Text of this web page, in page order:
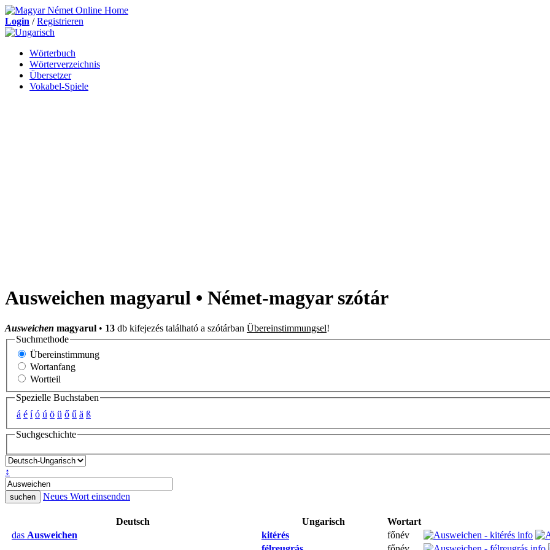
Login /Registrieren
Wörterbuch
Wörterverzeichnis
Übersetzer
Vokabel-Spiele
Ausweichen magyarul • Német-magyar szótár
Ausweichen magyarul • 13 db kifejezés található a szótárban Übereinstimmungsel!
Suchmethode
Übereinstimmung
Wortanfang
Wortteil
Spezielle Buchstaben
á é í ó ú ö ü ő ű ä ß
Suchgeschichte
↕
Neues Wort einsenden
Deutsch Ungarisch
Wortart
das Ausweichen kitérés
főnév